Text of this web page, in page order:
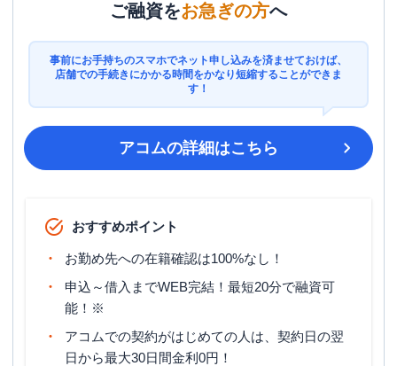
ご融資をお急ぎの方へ
事前にお手持ちのスマホでネット申し込みを済ませておけば、
店舗での手続きにかかる時間をかなり短縮することができま
す！
アコムの詳細はこちら
おすすめポイント
お勤め先への在籍確認は100%なし！
申込～借入までWEB完結！最短20分で融資可
能！※
アコムでの契約がはじめての人は、契約日の翌
日から最大30日間金利0円！